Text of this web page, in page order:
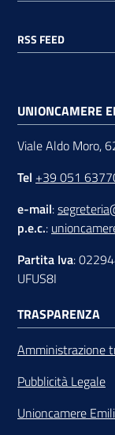
RSS FEED
UNIONCAMERE
Viale Aldo Moro,
Tel +39 051
e-mail:
p.e.c.:
Partita Iva:
UFUS8I
TRASPARENZA
Amministrazione
Pubblicità Legale
Unioncamere